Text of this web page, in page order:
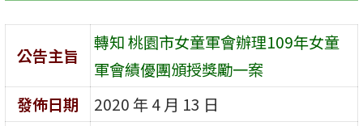
區
公告主旨
轉知 桃園市女童軍會辦理109年女童
軍會績優團頒授獎勵一案
發佈日期
2020 年 4 月 13 日